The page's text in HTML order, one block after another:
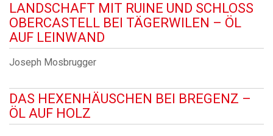
LANDSCHAFT MIT RUINE UND SCHLOSS
OBERCASTELL BEI TÄGERWILEN – ÖL
AUF LEINWAND
Joseph Mosbrugger
DAS HEXENHÄUSCHEN BEI BREGENZ –
ÖL AUF HOLZ